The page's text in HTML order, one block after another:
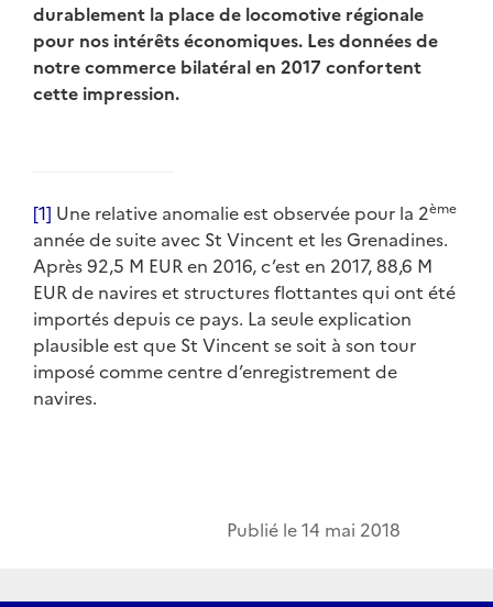
durablement la place de locomotive régionale
pour nos intérêts économiques. Les données de
notre commerce bilatéral en 2017 confortent
cette impression.
[1] Une relative anomalie est observée pour la 2ème
année de suite avec St Vincent et les Grenadines.
Après 92,5 M EUR en 2016, c’est en 2017, 88,6 M
EUR de navires et structures flottantes qui ont été
importés depuis ce pays. La seule explication
plausible est que St Vincent se soit à son tour
imposé comme centre d’enregistrement de
navires.
Publié le14 mai 2018